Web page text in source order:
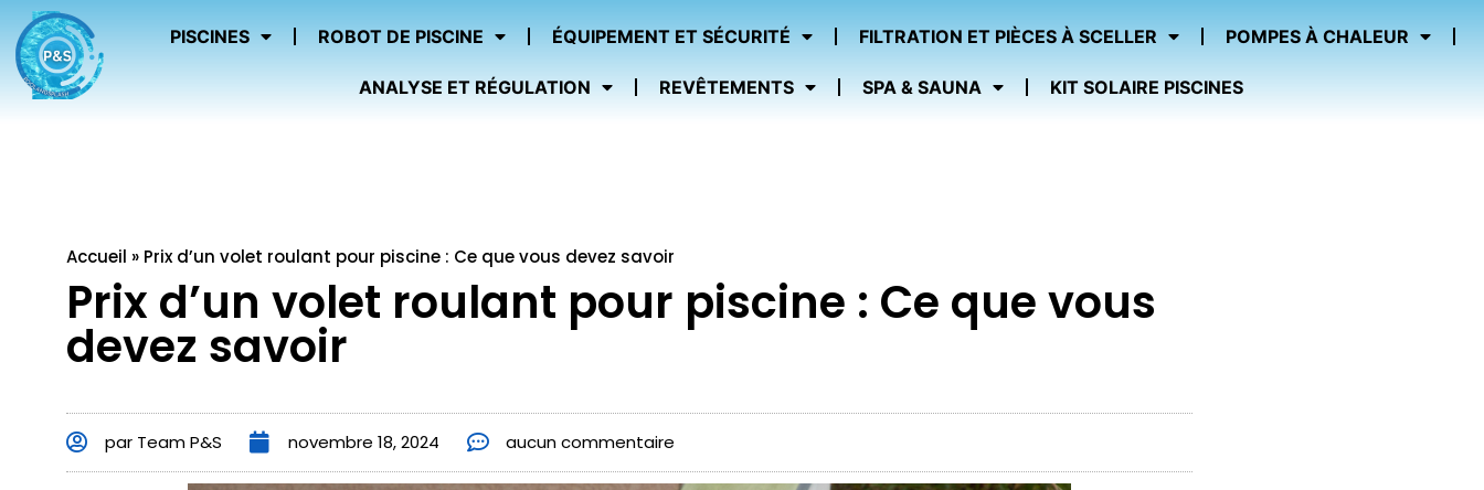
PISCINES ROBOT DE PISCINE ÉQUIPEMENT ET SÉCURITÉ FILTRATION ET PIÈCES À SCELLER POMPES À CHALEUR
ANALYSE ET RÉGULATION REVÊTEMENTS SPA & SAUNA KIT SOLAIRE PISCINES
Accueil » Prix d’un volet roulant pour piscine : Ce que vous devez savoir
Prix d’un volet roulant pour piscine : Ce que vous
devez savoir
par Team P&S novembre 18, 2024 aucun commentaire